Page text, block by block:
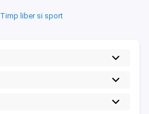
Timp liber si sport